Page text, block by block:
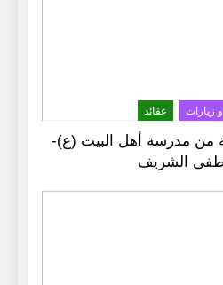
و زيارات عقائد
من مدرسة أهل البيت (ع)-
الشريف